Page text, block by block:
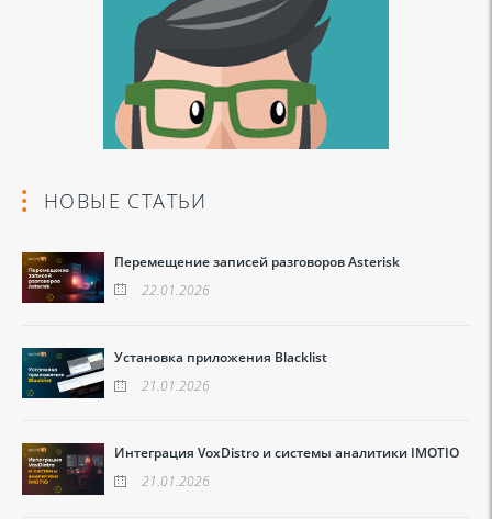
НОВЫЕ СТАТЬИ
Перемещение записей разговоров Asterisk
22.01.2026
Установка приложения Blacklist
21.01.2026
Интеграция VoxDistro и системы аналитики IMOTIO
21.01.2026